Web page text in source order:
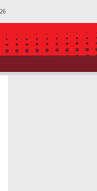
positivo a Covid-19